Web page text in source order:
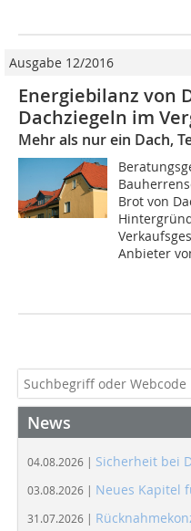
Ausgabe 12/2016
Energiebilanz von
Dachziegeln im
Mehr als nur ein Dach,
Brot von
Anbieter
News
04.08.2026 | Sicherheit bei
03.08.2026 | Neues Kapitel
31.07.2026 |